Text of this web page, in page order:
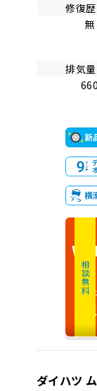
修復歴
無
排気量
相談無料
最
状
ダイハツ